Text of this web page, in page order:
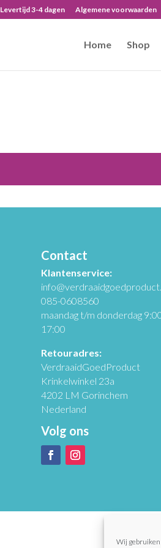
Wij gebruiken
Levertijd 3-4 dagen Algemene voorwaarden
Home Shop
Contact
Klantenservice:
085-0608560
maandag t/m donderdag
17:00
Retouradres:
VerdraaidGoedProduct
Krinkelwinkel 23a
4202 LM Gorinchem
Nederland
Volg ons